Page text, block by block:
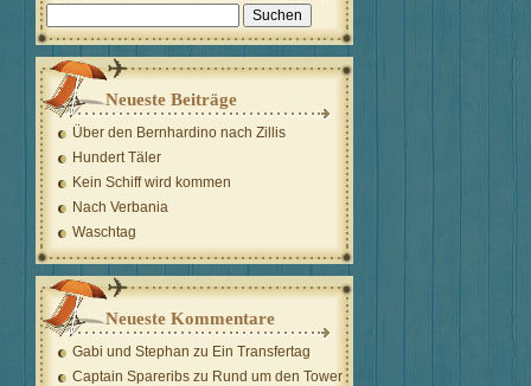
Suchen
nach:
Neueste Beiträge
Über den Bernhardino nach Zillis
Hundert Täler
Kein Schiff wird kommen
Nach Verbania
Waschtag
Neueste Kommentare
Gabi und Stephan zu Ein Transfertag
Captain Spareribs zu Rund um den Tower